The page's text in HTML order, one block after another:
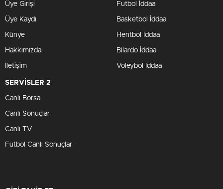
Üye Girişi
Üye Kaydı
Künye
Hakkımızda
İletişim
Futbol İddaa
Basketbol İddaa
Hentbol İddaa
Bilardo İddaa
Voleybol İddaa
SERVİSLER 2
Canlı Borsa
Canlı Sonuçlar
Canlı TV
Futbol Canlı Sonuçlar